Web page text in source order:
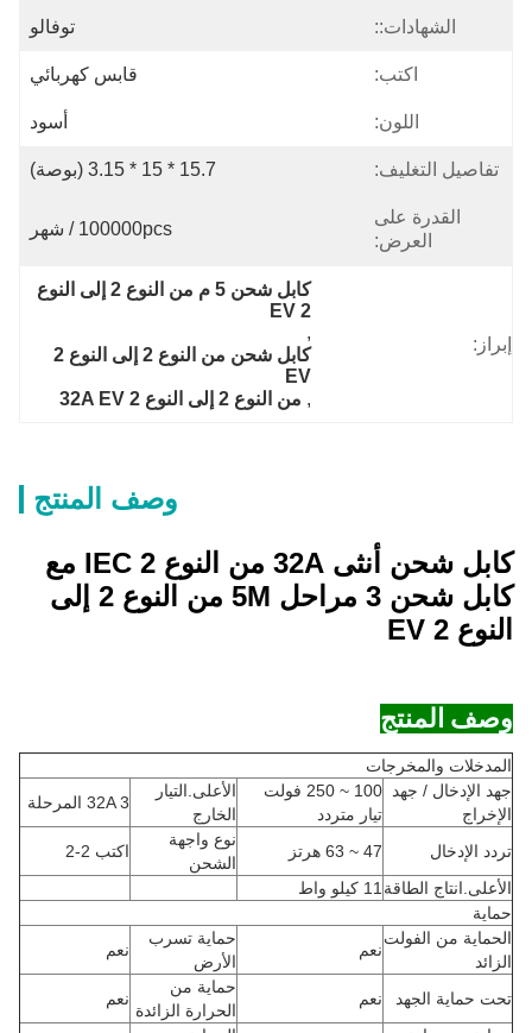
الشهادات:: توفالو
اكتب: قابس كهربائي
اللون: أسود
تفاصيل التغليف: 15.7 * 15 * 3.15 (بوصة)
القدرة على
العرض:
100000pcs / شهر
إبراز:
كابل شحن 5 م من النوع 2 إلى النوع
2 EV
,
كابل شحن من النوع 2 إلى النوع 2
EV
, من النوع 2 إلى النوع 2 32A EV
وصف المنتج
كابل شحن أنثى 32A من النوع 2 IEC مع
كابل شحن 3 مراحل 5M من النوع 2 إلى
النوع 2 EV
وصف المنتج
المدخلات والمخرجات
جهد الإدخال / جهد
الإخراج
100 ~ 250 فولت
تيار متردد
الأعلى.التيار
الخارج
32A 3 المرحلة
تردد الإدخال 47 ~ 63 هرتز
نوع واجهة
الشحن
اكتب 2-2
الأعلى.انتاج الطاقة11 كيلو واط
حماية
الحماية من الفولت
الزائد
نعم
حماية تسرب
الأرض
نعم
تحت حماية الجهد نعم
حماية من
الحرارة الزائدة
نعم